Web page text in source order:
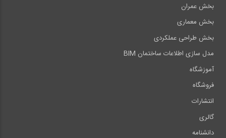
بخش عمران
بخش معماری
بخش طراحی عملکردی
مدل سازی اطلاعات ساختمان BIM
آموزشگاه
فروشگاه
انتشارات
گالری
دانشنامه